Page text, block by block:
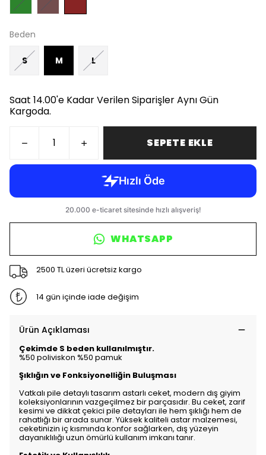
Beden
S M L
Saat 14.00'e Kadar Verilen Siparişler Aynı Gün
Kargoda.
SEPETE EKLE
WHATSAPP
2500 TL üzeri ücretsiz kargo
14 gün içinde iade değişim
Ürün Açıklaması
Çekimde S beden kullanılmıştır.
%50 poliviskon %50 pamuk
Şıklığın ve Fonksiyonelliğin Buluşması
Vatkalı pile detaylı tasarım astarlı ceket, modern dış giyim
koleksiyonlarının vazgeçilmez bir parçasıdır. Bu ceket, zarif
kesimi ve dikkat çekici pile detayları ile hem şıklığı hem de
rahatlığı bir arada sunar. Yüksek kaliteli astar malzemesi,
ceketinizin iç kısmında konfor sağlarken, dış yüzeyin
dayanıklılığı uzun ömürlü kullanım imkanı tanır.